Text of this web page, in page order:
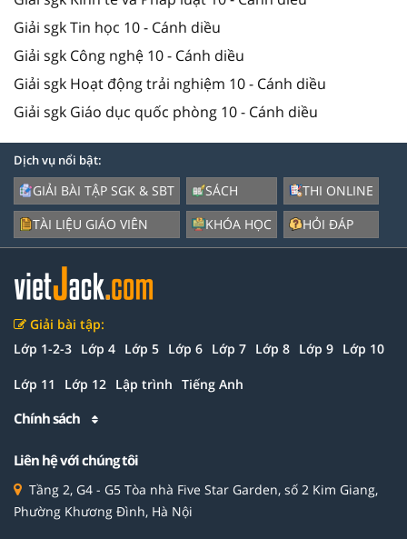
Giải sgk Tin học 10 - Cánh diều
Giải sgk Công nghệ 10 - Cánh diều
Giải sgk Hoạt động trải nghiệm 10 - Cánh diều
Giải sgk Giáo dục quốc phòng 10 - Cánh diều
Dịch vụ nổi bật:
GIẢI BÀI TẬP SGK & SBT
TÀI LIỆU GIÁO VIÊN
SÁCH
KHÓA HỌC
THI ONLINE
HỎI ĐÁP
Giải bài tập:
Lớp 1-2-3 Lớp 4 Lớp 5 Lớp 6 Lớp 7 Lớp 8 Lớp 9 Lớp 10
Lớp 11 Lớp 12 Lập trình Tiếng Anh
Chính sách
Liên hệ với chúng tôi
Tầng 2, G4 - G5 Tòa nhà Five Star Garden, số 2 Kim Giang,
Phường Khương Đình, Hà Nội